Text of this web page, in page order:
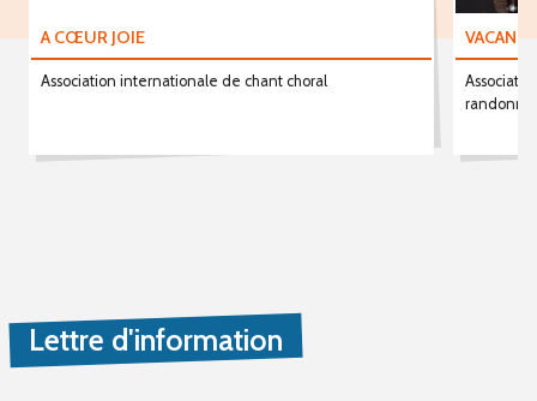
A CŒUR JOIE
Association internationale de chant choral
Lettre d'information